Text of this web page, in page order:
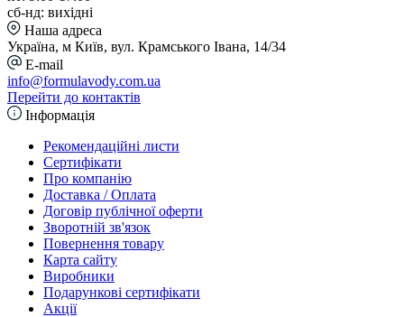
сб-нд: вихідні
Наша адреса
Україна, м Київ, вул. Крамського Івана, 14/34
E-mail
info@formulavody.com.ua
Перейти до контактів
Інформація
Рекомендаційні листи
Сертифікати
Про компанію
Доставка / Оплата
Договір публічної оферти
Зворотній зв'язок
Повернення товару
Карта сайту
Виробники
Подарункові сертифікати
Акції